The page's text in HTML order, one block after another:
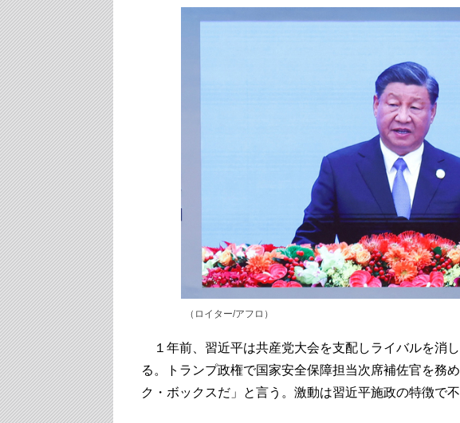
（ロイター/アフロ）
１年前、習近平は共産党大会を支配しライバルを消
る。トランプ政権で国家安全保障担当次席補佐官を務
ク・ボックスだ」と言う。激動は習近平施政の特徴で不